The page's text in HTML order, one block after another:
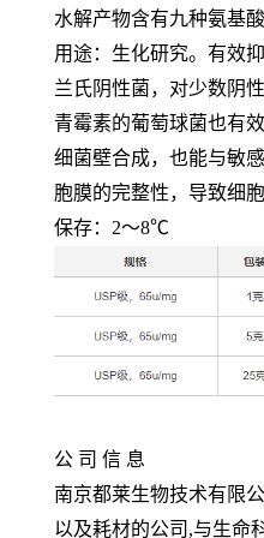
水解产物含有九种氨基酸
用途：生化研究。有效
兰氏阴性菌，对少数阴
青霉素的葡萄球菌也有
细菌壁合成，也能与敏
胞膜的完整性，导致细
保存： 2～8℃
公 司 信 息
南京都莱生物技术有限
以及耗材的公司 ,与生命